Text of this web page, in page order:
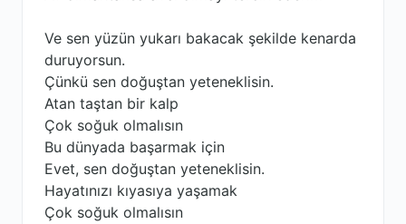
Ve sen yüzün yukarı bakacak şekilde kenarda
duruyorsun.
Çünkü sen doğuştan yeteneklisin.
Atan taştan bir kalp
Çok soğuk olmalısın
Bu dünyada başarmak için
Evet, sen doğuştan yeteneklisin.
Hayatınızı kıyasıya yaşamak
Çok soğuk olmalısın